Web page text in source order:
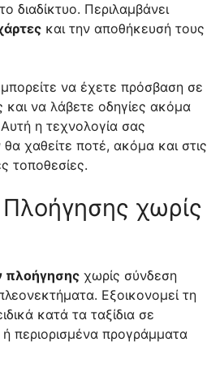
διαδίκτυο. Περιλαμβάνει
και την αποθήκευσή τους
να έχετε πρόσβαση σε
και να λάβετε οδηγίες ακόμα
η τεχνολογία σας
θα χαθείτε ποτέ, ακόμα και στις
τοποθεσίες.
χωρίς
πλοήγησης χωρίς σύνδεση
Εξοικονομεί τη
κατά τα ταξίδια σε
περιορισμένα προγράμματα